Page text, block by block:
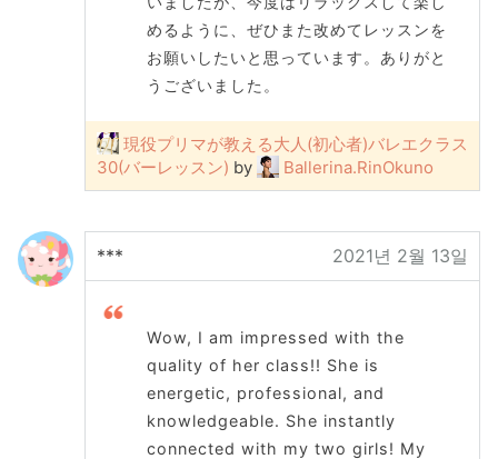
めるように、ぜひまた改めてレッスンを
お願いしたいと思っています。ありがと
うございました。
現役プリマが教える大人(初心者)バレエクラス
30(バーレッスン) by Ballerina.RinOkuno
*** 2021년 2월 13일
Wow, I am impressed with the
quality of her class!! She is
energetic, professional, and
knowledgeable. She instantly
connected with my two girls! My